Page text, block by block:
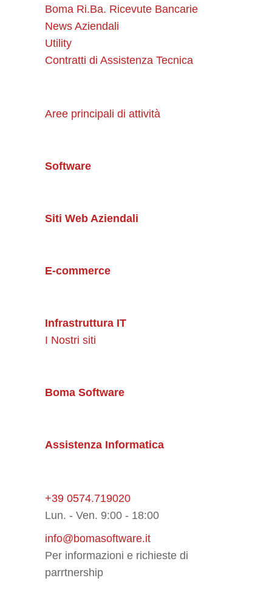
Boma Ri.Ba. Ricevute Bancarie
News Aziendali
Utility
Contratti di Assistenza Tecnica
Aree principali di attività
Software
Siti Web Aziendali
E-commerce
Infrastruttura IT
I Nostri siti
Boma Software
Assistenza Informatica
+39 0574.719020
Lun. - Ven. 9:00 - 18:00
info@bomasoftware.it
Per informazioni e richieste di
parrtnership